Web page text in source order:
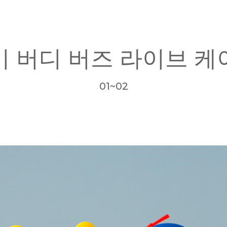
버디 버즈 라이브 케
01~02